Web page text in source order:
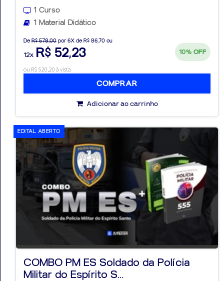
1 Curso
1 Material Didático
De R$ 578,00 por 6X de R$ 86,70 ou
12x R$ 52,23 10% OFF
ou R$ 520,20 à vista
COMPRAR
Adicionar ao carrinho
COMBO PM ES Soldado da Polícia
Militar do Espírito S...
EDITAL ABERTO